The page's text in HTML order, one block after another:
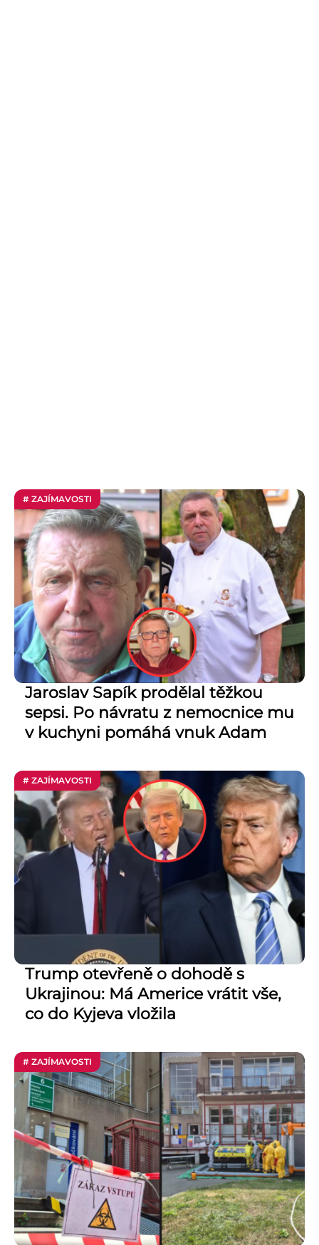
# ZAJÍMAVOSTI
Jaroslav Sapík prodělal těžkou
sepsi. Po návratu z nemocnice mu
v kuchyni pomáhá vnuk Adam
# ZAJÍMAVOSTI
Trump otevřeně o dohodě s
Ukrajinou: Má Americe vrátit vše,
co do Kyjeva vložila
# ZAJÍMAVOSTI